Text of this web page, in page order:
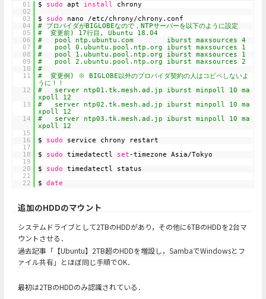
01 $ sudo apt install
chrony
02
03
$ sudo
nano /etc/chrony/chrony.conf
04
# プロバイダがBIGLOBEなので，NTPサーバーを以下のように設定
05
# 変更前) 17行目, Ubuntu 18.04
06
# pool ntp.ubuntu.com iburst maxsources 4
07
# pool 0.ubuntu.pool.ntp.org iburst maxsources 1
08
# pool 1.ubuntu.pool.ntp.org iburst maxsources 1
09
# pool 2.ubuntu.pool.ntp.org iburst maxsources 2
10
#
11
# 変更例) ※ BIGLOBE以外のプロバイダ契約の人はコピペしないよ
うに！！
12
# server ntp01.tk.mesh.ad.jp iburst minpoll 10 ma
xpoll 12
13
# server ntp02.tk.mesh.ad.jp iburst minpoll 10 ma
xpoll 12
14
# server ntp03.tk.mesh.ad.jp iburst minpoll 10 ma
xpoll 12
15
16
$ sudo
service chrony restart
17
18
$ sudo timedatectl set-timezone Asia/Tokyo
19
20
$ sudo
timedatectl status
21
22
$date
追加のHDDのマウント
システムドライブとして2TBのHDDがあり，その他に6TBのHDDを2台マ
ウントさせる．
過去記事「【Ubuntu】2TB超のHDDを増設し，SambaでWindowsとフ
ァイル共有」とほぼ同じ手順でOK．
最初は2TBのHDDのみ認識されている．